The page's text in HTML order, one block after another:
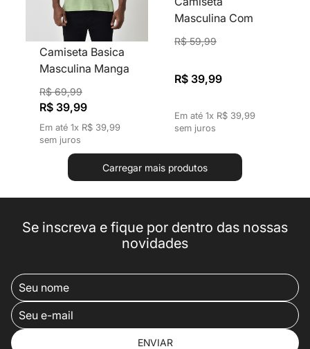
Camiseta Basica
Masculina Manga
Curta Algodão
Lisa Gola V Verde
R$ 69,99
R$ 39,99
Em até 1x R$ 39,99
sem juros
Masculina Com
Estampa Frente e
Verso Mr Kitsch
R$ 59,99
R$ 39,99
Em até 1x R$ 39,99
sem juros
Se inscreva e fique por dentro das nossas
novidades
ENVIAR